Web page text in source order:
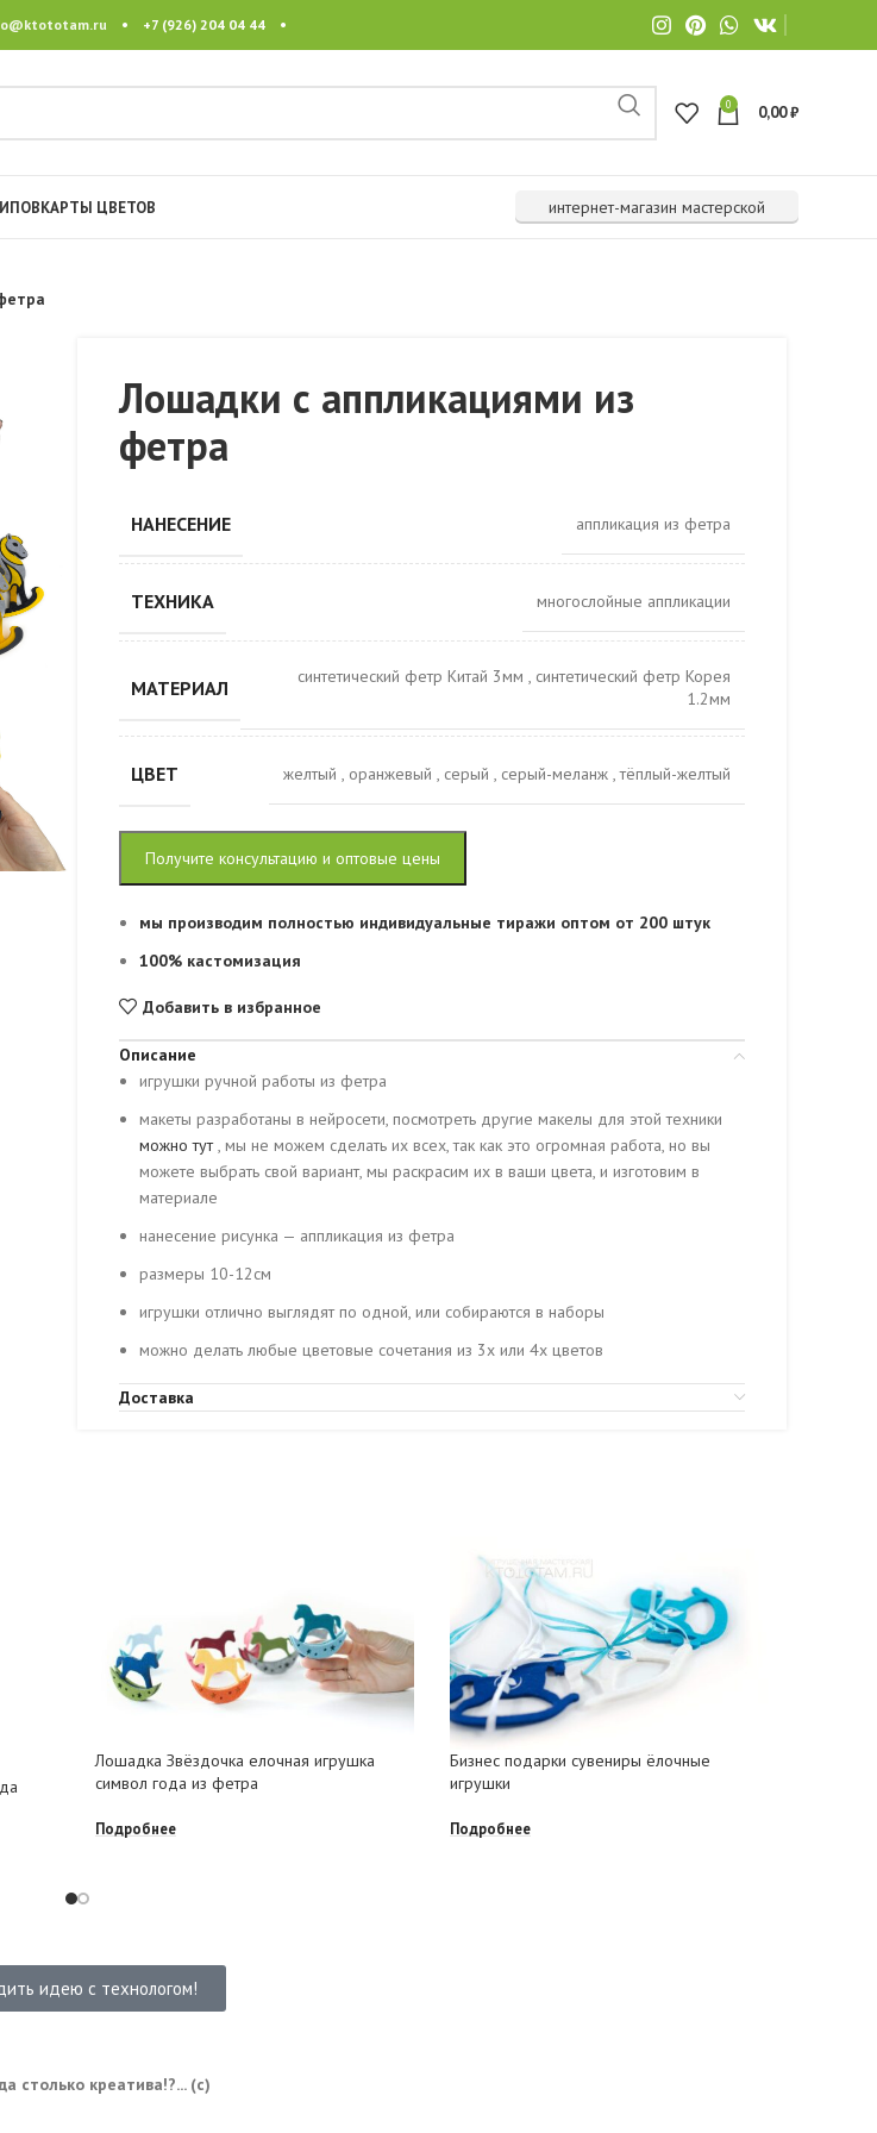
• +7 (926) 204 04 44 •
0 0,00₽
КАРТЫ ЦВЕТОВ интернет-магазин мастерской
Лошадки с аппликациями из
фетра
НАНЕСЕНИЕ аппликация из фетра
ТЕХНИКА многослойные аппликации
МАТЕРИАЛ синтетический фетр Китай 3мм , синтетический фетр Корея
1.2мм
ЦВЕТ желтый , оранжевый , серый , серый-меланж ,тёплый-желтый
Получите консультацию и оптовые цены
мы производим полностью индивидуальные тиражи оптом от 200 штук
100% кастомизация
Добавить в избранное
Описание
игрушки ручной работы из фетра
макеты разработаны в нейросети, посмотреть другие макелы для этой техники
можно тут, мы не можем сделать их всех, так как это огромная работа, но вы
можете выбрать свой вариант, мы раскрасим их в ваши цвета, и изготовим в
материале
нанесение рисунка — аппликация из фетра
размеры 10-12см
игрушки отлично выглядят по одной, или собираются в наборы
можно делать любые цветовые сочетания из 3х или 4х цветов
игрушки двусторонние (зеркально), но могут быть и односторонними, для
оптимизации бюджет
Доставка
Лошадка Звёздочка елочная игрушка
символ года из фетра
Подробнее
Бизнес подарки сувениры ёлочные
игрушки
Подробнее
идею с технологом!
столько креатива!?... (с)